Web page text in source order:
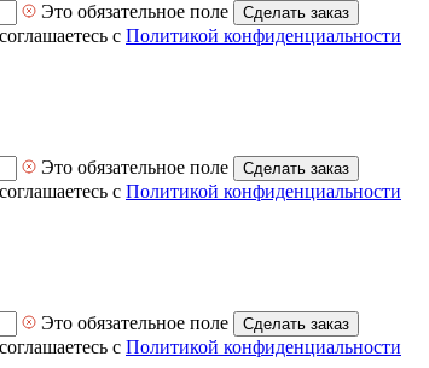
Это обязательное поле Сделать заказ
с Политикой конфиденциальности
Это обязательное поле Сделать заказ
с Политикой конфиденциальности
Это обязательное поле Сделать заказ
с Политикой конфиденциальности